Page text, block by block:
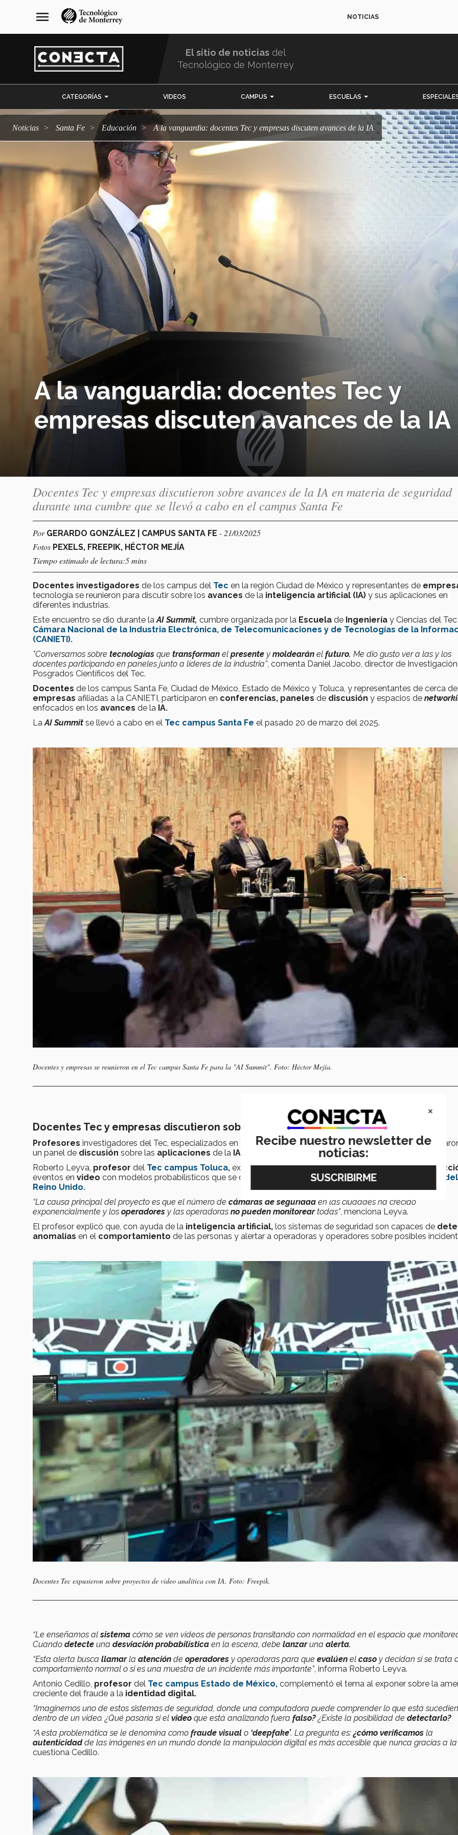
navegación
principal
menu NOTICIAS
El sitio de noticias del
Tecnológico de Monterrey
CATEGORÍAS VIDEOS CAMPUS ESCUELAS
Noticias Santa Fe Educación A la vanguardia: docentes Tec y empresas discuten avances de la IA
A la vanguardia: docentes Tec y
empresas discuten avances de la IA
Docentes Tec y empresas discutieron sobre avances de la IA en materia de seguridad
durante una cumbre que se llevó a cabo en el campus Santa Fe
Por GERARDO GONZÁLEZ | CAMPUS SANTA FE - 21/03/2025
Fotos PEXELS, FREEPIK, HÉCTOR MEJÍA
Tiempo estimado de lectura:5 mins
Docentes investigadores de los campus del Tec en la región Ciudad de México y representantes de
tecnología se reunieron para discutir sobre los avances de la inteligencia artificial (IA) y sus aplicaciones en
diferentes industrias.
Este encuentro se dio durante la AI Summit, cumbre organizada por la Escuela de Ingeniería y Ciencias del
Cámara Nacional de la Industria Electrónica, de Telecomunicaciones y de Tecnologías de la
(CANIETI).
"Conversamos sobre tecnologías que transforman el presente y moldearán el futuro. Me dio gusto ver a las y los
docentes participando en paneles junto a líderes de la industria”, comenta Daniel Jacobo, director de
Posgrados Científicos del Tec.
Docentes de los campus Santa Fe, Ciudad de México, Estado de México y Toluca, y representantes de cerca de
empresas afiliadas a la CANIETI, participaron en conferencias, paneles de discusión y espacios de
enfocados en los avances de la IA.
La AI Summit se llevó a cabo en el Tec campus Santa Fe el pasado 20 de marzo del 2025.
Docentes y empresas se reunieron en el Tec campus Santa Fe para la "AI Summit". Foto: Héctor Mejía.
Docentes Tec y empresas discutieron sobre IA en seguridad
Profesores investigadores del Tec, especializados en iniciativas estratégicas de inteligencia artificial,
un panel de discusión sobre las aplicaciones de la IA y el uso de video analítica en sistemas de
Roberto Leyva, profesor del Tec campus Toluca, expuso sobre su participación en unproyectode
eventos en video con modelos probabilísticos que se desarrolló en conjunto con elMinisterio de Defensa del
Reino Unido.
“La causa principal del proyecto es que el número de cámaras de seguridad en las ciudades ha crecido
exponencialmente y los operadores y las operadoras no pueden monitoreartodas”, menciona Leyva.
El profesor explicó que, con ayuda de la inteligencia artificial, los sistemas de seguridad son capaces de
anomalías en el comportamiento de las personas y alertar a operadoras y operadores sobre posibles
Docentes Tec expusieron sobre proyectos de video analítica con IA. Foto: Freepik.
“Le enseñamos alsistema cómo se ven videos de personas transitando con normalidad en el espacio que
Cuando detecte una desviación probabilística en la escena, debe lanzaruna alerta.
“Esta alerta busca llamarla atención de operadores y operadoras para que evalúen el caso y decidan si se trata
comportamiento normal o si es una muestra de un incidente más importante”, informa Roberto Leyva.
Antonio Cedillo, profesor del Tec campus Estado de México, complementó el tema al exponer sobre la
creciente del fraude a la identidad digital.
“Imaginemos uno de estos sistemas de seguridad, donde una computadora puede comprender lo que está
dentro de un video. ¿Qué pasaría si el video que está analizando fuera falso?¿Existe la posibilidad de detectarlo?
“A esta problemática se le denomina como fraude visual o ‘deepfake’. La pregunta es:¿cómo verificamos la
autenticidadde las imágenes en un mundo donde la manipulación digital es más accesible que nunca gracias a la
cuestiona Cedillo.
×
Recibe nuestro newsletter de
noticias: